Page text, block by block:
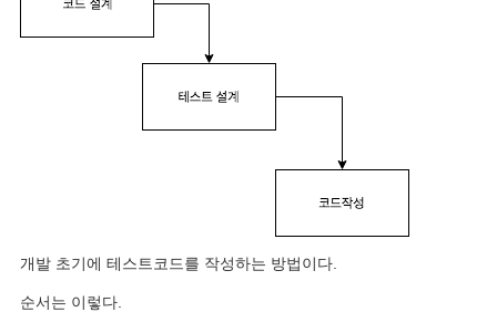
개발 초기에 테스트코드를 작성하는 방법이다.
순서는 이렇다.